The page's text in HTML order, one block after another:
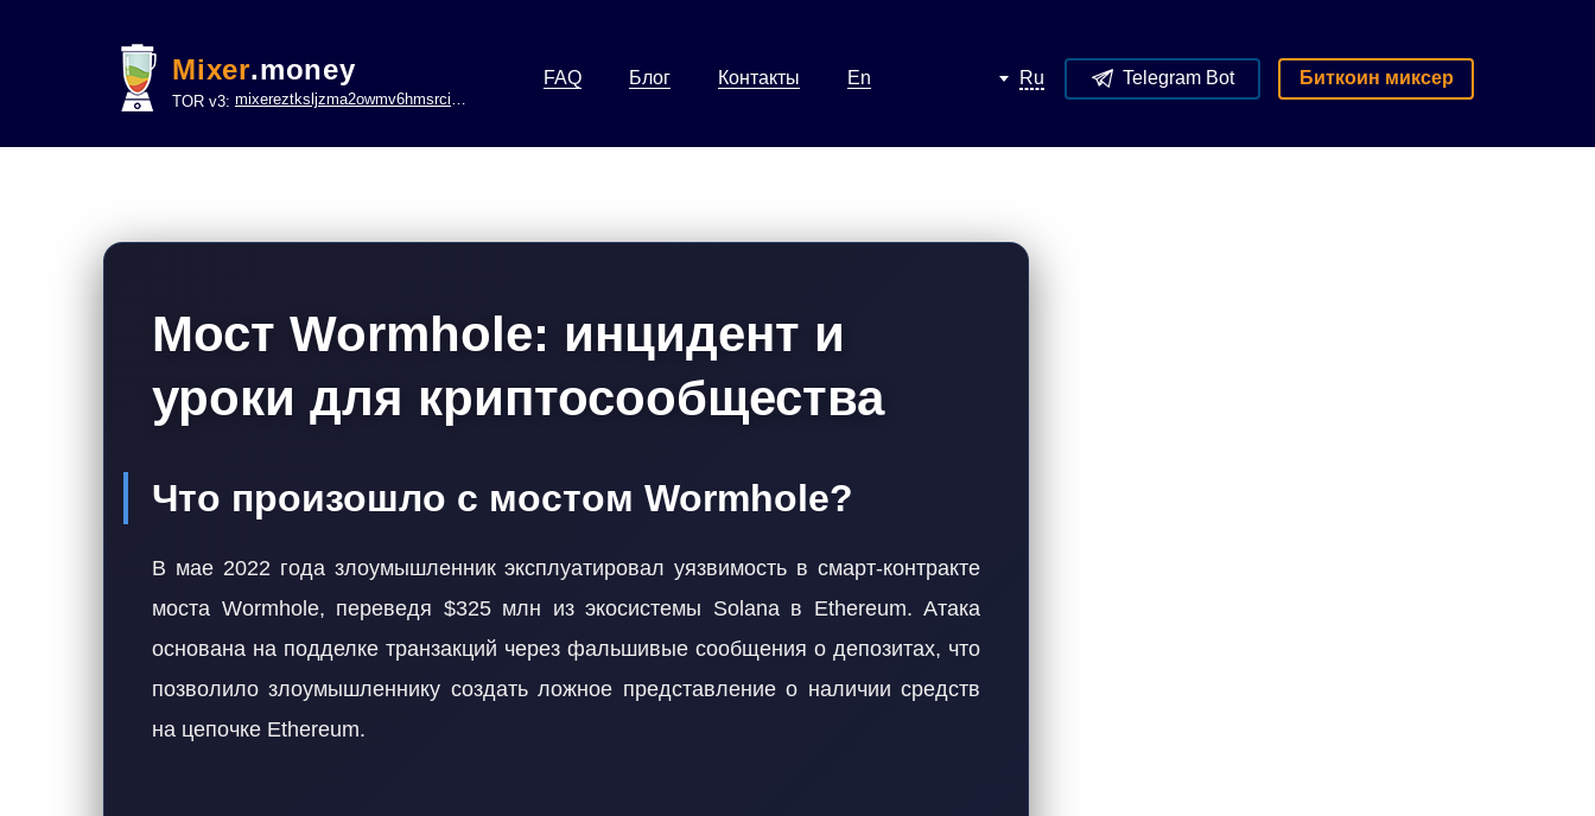
Mixer.money
TOR v3: mixereztksljzma2owmv6hmsrci322lsje6m3svicoddk3xbgvhd2fid.onion
FAQ Блог Контакты En Ru Telegram Bot Биткоин миксер
Мост Wormhole: инцидент и
уроки для криптосообщества
Что произошло с мостом Wormhole?
В мае 2022 года злоумышленник эксплуатировал уязвимость в смарт-контракте
моста Wormhole, переведя $325 млн из экосистемы Solana в Ethereum. Атака
основана на подделке транзакций через фальшивые сообщения о депозитах, что
позволило злоумышленнику создать ложное представление о наличии средств
на цепочке Ethereum.